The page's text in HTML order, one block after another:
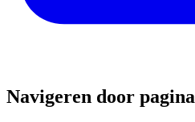
Navigeren door pagina